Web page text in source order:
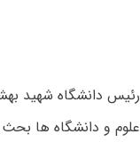
رئیس دانشگاه شهید
علوم و دانشگاه ها